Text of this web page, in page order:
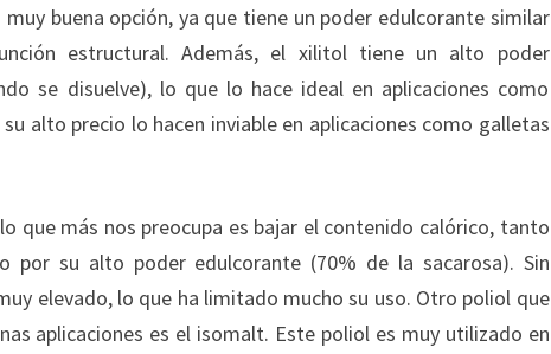
buena opción, ya que tiene un poder edulcorante similar
estructural. Además, el xilitol tiene un alto poder
se disuelve), lo que lo hace ideal en aplicaciones como
alto precio lo hacen inviable en aplicaciones como galletas
que más nos preocupa es bajar el contenido calórico, tanto
por su alto poder edulcorante (70% de la sacarosa). Sin
elevado, lo que ha limitado mucho su uso. Otro poliol que
aplicaciones es el isomalt. Este poliol es muy utilizado en